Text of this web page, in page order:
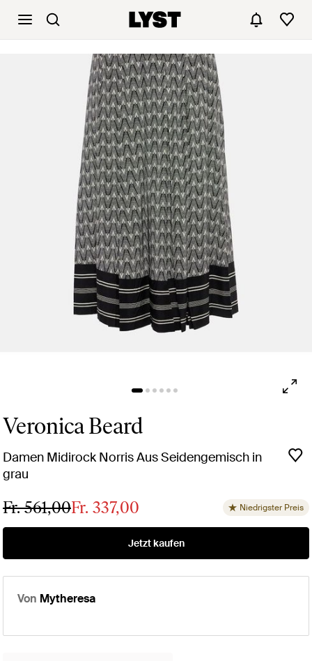
Veronica Beard
Damen Midirock Norris Aus Seidengemisch in
grau
Fr. 561,00Fr. 337,00 Niedrigster Preis
Jetzt kaufen
Von Mytheresa